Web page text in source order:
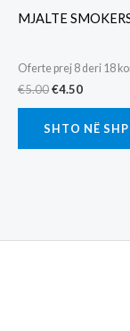
MJALTE
Oferte prej 8 deri 18
€5.00Original
€5.00.
€4.50Current
€4.50.
SHTO NË